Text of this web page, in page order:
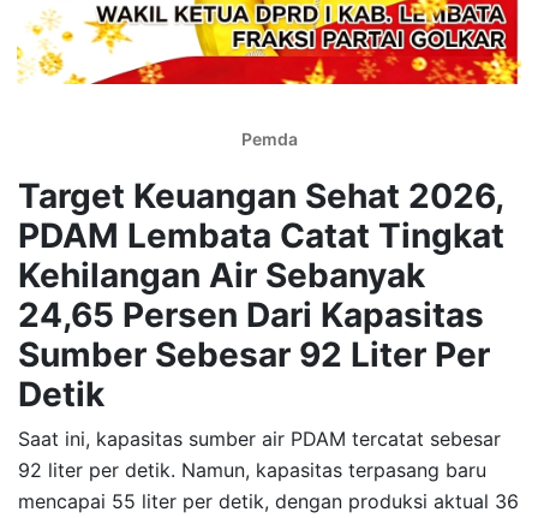
Pemda
Target Keuangan Sehat 2026,
PDAM Lembata Catat Tingkat
Kehilangan Air Sebanyak
24,65 Persen Dari Kapasitas
Sumber Sebesar 92 Liter Per
Detik
Saat ini, kapasitas sumber air PDAM tercatat sebesar
92 liter per detik. Namun, kapasitas terpasang baru
mencapai 55 liter per detik, dengan produksi aktual 36